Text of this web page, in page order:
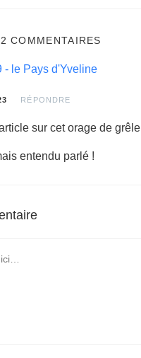
COMMENTAIRES
- le Pays d'Yveline
RÉPONDRE
sur cet orage de grêle
entendu parlé !